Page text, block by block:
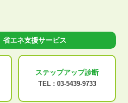
エネ支援サービス
ステップアップ診断
TEL : 03-5439-9733